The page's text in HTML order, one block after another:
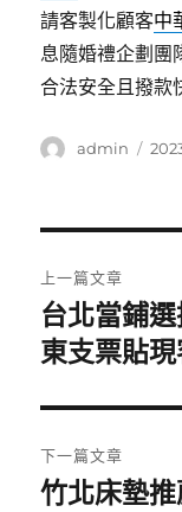
請客製化顧客中
息隨婚禮企劃團
合法安全且撥款
作
admin
發
章
導
覽
上一篇文章
上
一
文
章:
台北當鋪
東支票貼
下一篇文章
下
竹北床墊